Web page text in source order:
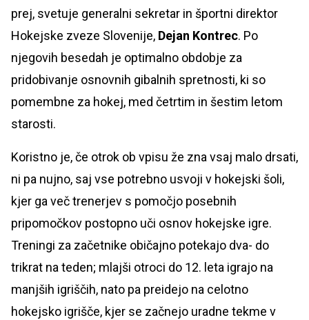
prej, svetuje generalni sekretar in športni direktor
Hokejske zveze Slovenije, Dejan Kontrec. Po
njegovih besedah je optimalno obdobje za
pridobivanje osnovnih gibalnih spretnosti, ki so
pomembne za hokej, med četrtim in šestim letom
starosti.
Koristno je, če otrok ob vpisu že zna vsaj malo drsati,
ni pa nujno, saj vse potrebno usvoji v hokejski šoli,
kjer ga več trenerjev s pomočjo posebnih
pripomočkov postopno uči osnov hokejske igre.
Treningi za začetnike običajno potekajo dva- do
trikrat na teden; mlajši otroci do 12. leta igrajo na
manjših igriščih, nato pa preidejo na celotno
hokejsko igrišče, kjer se začnejo uradne tekme v